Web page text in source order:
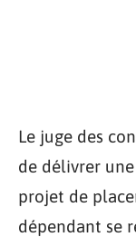
Le juge des
de délivrer
projet de
dépendant se